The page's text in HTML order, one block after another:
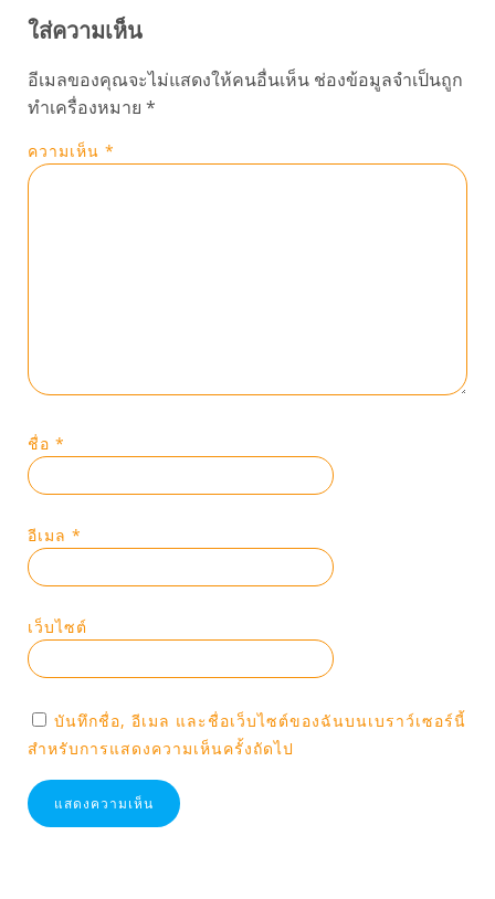
ใส่ความเห็น
อีเมลของคุณจะไม่แสดงให้คนอื่นเห็น ช่องข้อมูลจำเป็นถูก
ทำเครื่องหมาย *
ความเห็น *
ชื่อ *
อีเมล *
เว็บไซต์
บันทึกชื่อ, อีเมล และชื่อเว็บไซต์ของฉันบนเบราว์เซอร์นี้
สำหรับการแสดงความเห็นครั้งถัดไป